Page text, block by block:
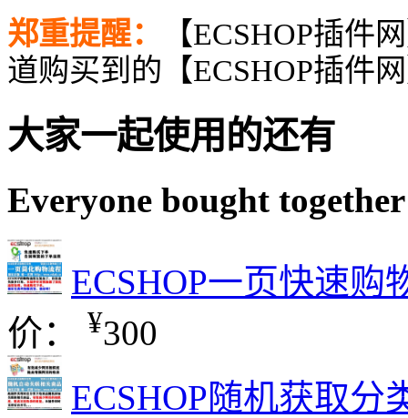
郑重提醒：
【ECSHOP插件
道购买到的【ECSHOP插件
大家一起使用的还有
Everyone bought together
ECSHOP一页快速
价：
¥300
ECSHOP随机获取